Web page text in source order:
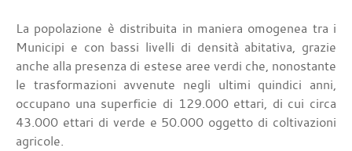
La popolazione è distribuita in maniera omogenea tra i
Municipi e con bassi livelli di densità abitativa, grazie
anche alla presenza di estese aree verdi che, nonostante
le trasformazioni avvenute negli ultimi quindici anni,
occupano una superficie di 129.000 ettari, di cui circa
43.000 ettari di verde e 50.000 oggetto di coltivazioni
agricole.